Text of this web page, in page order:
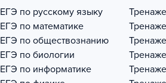
ЕГЭ по русскому языку
ЕГЭ по математике
ЕГЭ по обществознанию
ЕГЭ по биологии
ЕГЭ по информатике